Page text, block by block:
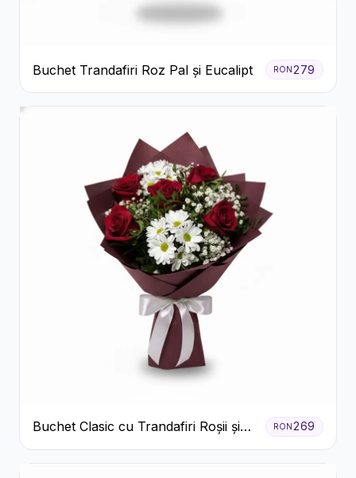
Buchet Trandafiri Roz Pal și Eucalipt RON 279
Buchet Clasic cu Trandafiri Roșii și
Crizanteme Albe
RON269